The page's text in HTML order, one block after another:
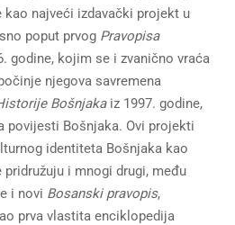
kao najveći izdavački projekt u
poput prvog Pravopisa
godine, kojim se i zvanično vraća
njegova savremena
Bošnjakaiz 1997. godine,
povijesti Bošnjaka. Ovi projekti
identiteta Bošnjaka kao
i mnogi drugi, među
i novi Bosanski pravopis,
prva vlastita enciklopedija